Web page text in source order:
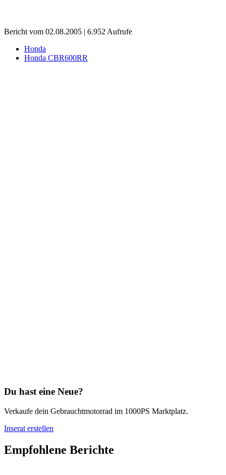
Bericht vom 02.08.2005 | 6.952 Aufrufe
Honda
Honda CBR600RR
Du hast eine Neue?
Verkaufe dein Gebrauchtmotorrad im 1000PS Marktplatz.
Inserat erstellen
Empfohlene Berichte